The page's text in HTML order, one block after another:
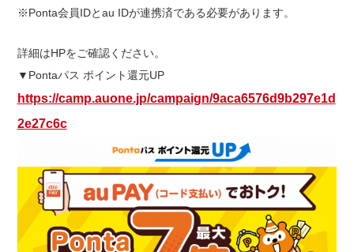
※Ponta会員IDとau IDが連携済である必要があります。
詳細はHPをご確認ください。
▼Pontaパス ポイント還元UP
https://camp.auone.jp/campaign/9aca6576d9b297e1d
2e27c6c